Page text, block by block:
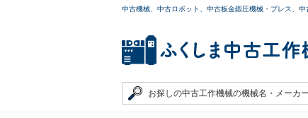
中古機械、中古ロボット、中古板金鍛圧機械・プレス、